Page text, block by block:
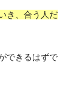
き、合う人だ
できるはずで